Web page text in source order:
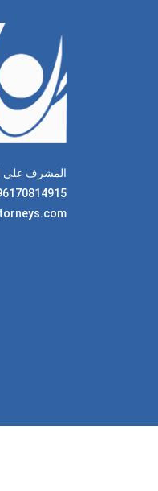
المشرف على